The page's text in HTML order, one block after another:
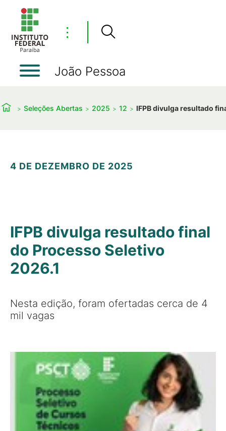
⋮
João Pessoa
Seleções Abertas 2025 12 IFPB divulga resultado
4 DE DEZEMBRO DE 2025
IFPB divulga resultado final
do Processo Seletivo
2026.1
Nesta edição, foram ofertadas cerca de 4
mil vagas